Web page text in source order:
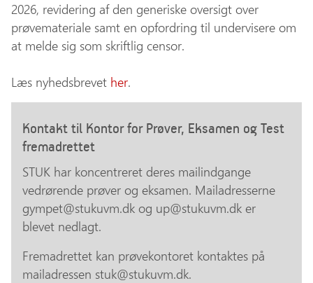
2026, revidering af den generiske oversigt over
prøvemateriale samt en opfordring til undervisere om
at melde sig som skriftlig censor.
Læs nyhedsbrevet her.
Kontakt til Kontor for Prøver, Eksamen og Test
fremadrettet
STUK har koncentreret deres mailindgange
vedrørende prøver og eksamen. Mailadresserne
gympet@stukuvm.dk og up@stukuvm.dk er
blevet nedlagt.
Fremadrettet kan prøvekontoret kontaktes på
mailadressen stuk@stukuvm.dk.